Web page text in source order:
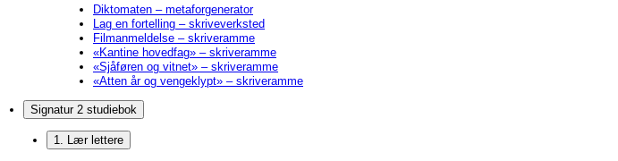
Diktomaten – metaforgenerator
Lag en fortelling – skriveverksted
Filmanmeldelse – skriveramme
«Kantine hovedfag» – skriveramme
«Sjåføren og vitnet» – skriveramme
«Atten år og vengeklypt» – skriveramme
Signatur 2 studiebok
1. Lær lettere